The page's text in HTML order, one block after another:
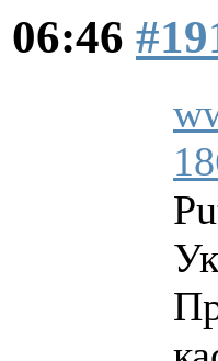
06:46